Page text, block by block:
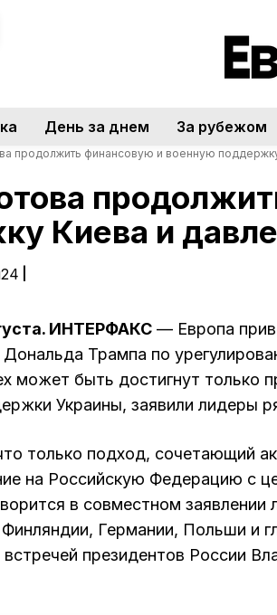
День за днем За рубежом
продолжить финансовую и военную
Киева и
ИНТЕРФАКС — Европа
Трампа по
может быть достигнут только
Украины, заявили лидеры
только подход, сочетающий
на Российскую Федерацию с
в совместном заявлении
Германии, Польши и
встречей президентов России